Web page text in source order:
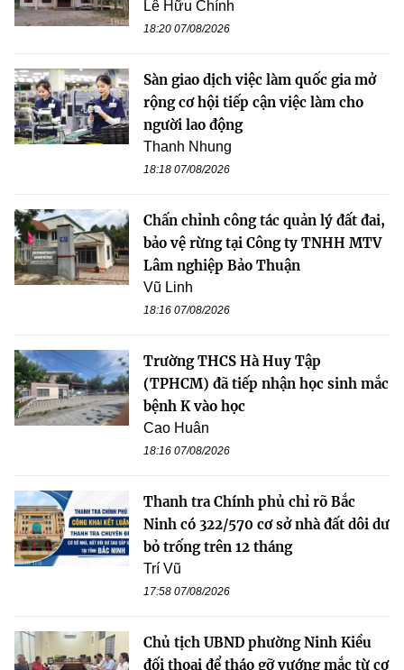
Lê Hữu Chính
18:20 07/08/2026
Sàn giao dịch việc làm quốc gia mở
rộng cơ hội tiếp cận việc làm cho
người lao động
Thanh Nhung
18:18 07/08/2026
Chấn chỉnh công tác quản lý đất đai,
bảo vệ rừng tại Công ty TNHH MTV
Lâm nghiệp Bảo Thuận
Vũ Linh
18:16 07/08/2026
Trường THCS Hà Huy Tập
(TPHCM) đã tiếp nhận học sinh mắc
bệnh K vào học
Cao Huân
18:16 07/08/2026
Thanh tra Chính phủ chỉ rõ Bắc
Ninh có 322/570 cơ sở nhà đất dôi dư
bỏ trống trên 12 tháng
Trí Vũ
17:58 07/08/2026
Chủ tịch UBND phường Ninh Kiều
đối thoại để tháo gỡ vướng mắc từ cơ